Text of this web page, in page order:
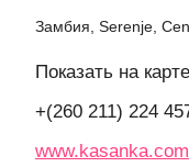
Замбия, Serenje,
Показать на карте
+(260 211) 224
www.kasanka.com